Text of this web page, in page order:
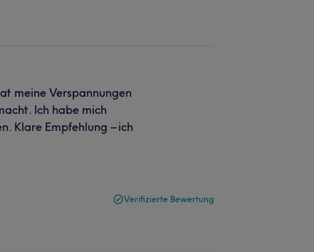
meine Verspannungen
Ich habe mich
Klare Empfehlung – ich
Verifizierte Bewertung